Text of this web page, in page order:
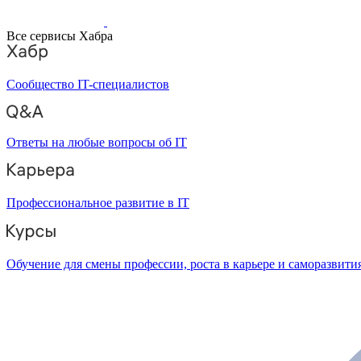
Все сервисы Хабра
Сообщество IT-специалистов
Ответы на любые вопросы об IT
Профессиональное развитие в IT
Обучение для смены профессии, роста в карьере и